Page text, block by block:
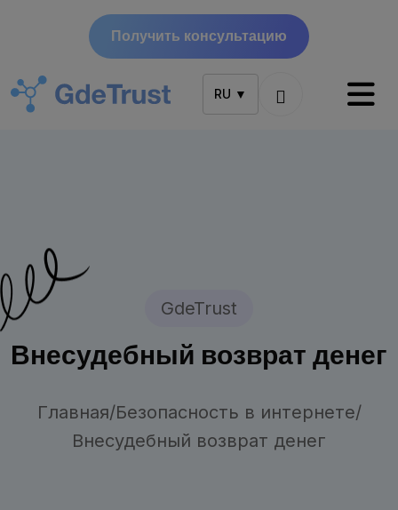
Получить консультацию
RU ▼
GdeTrust
Внесудебный возврат денег
Главная/Безопасность в интернете/
Внесудебный возврат денег